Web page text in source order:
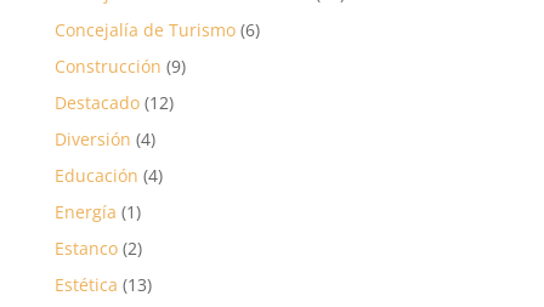
Concejalía de Turismo(6)
Construcción (9)
Destacado(12)
Diversión (4)
Educación (4)
Energía (1)
Estanco(2)
Estética (13)